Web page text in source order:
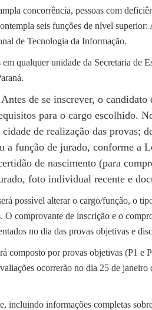
concorrência, pessoas com
seis funções de nível
de Tecnologia da Informação.
qualquer unidade da Secretaria de
de se inscrever, o
para o cargo escolhido.
de realização das provas;
a função de jurado, conforme a
de nascimento (para
foto individual recente e
possível alterar o cargo/função, o
O comprovante de inscrição e o
no dia das provas objetivas e
composto por provas objetivas (P1 e
ocorrerão no dia 25 de
incluindo informações completas